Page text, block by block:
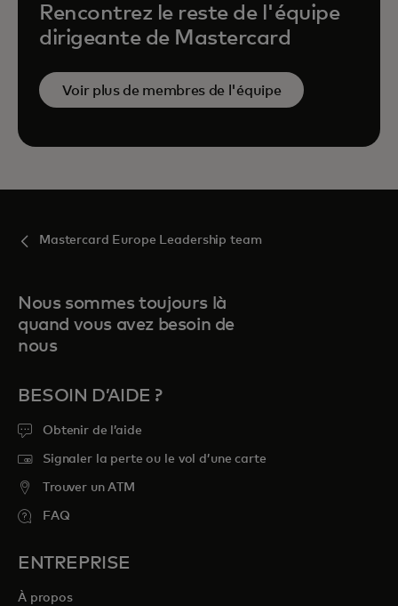
Rencontrez le reste de l'équipe
dirigeante de Mastercard
Voir plus de membres de l'équipe
Mastercard Europe Leadership team
Nous sommes toujours là
quand vous avez besoin de
nous
BESOIN D’AIDE ?
Obtenir de l’aide
Signaler la perte ou le vol d’une carte
Trouver un ATM
FAQ
ENTREPRISE
À propos